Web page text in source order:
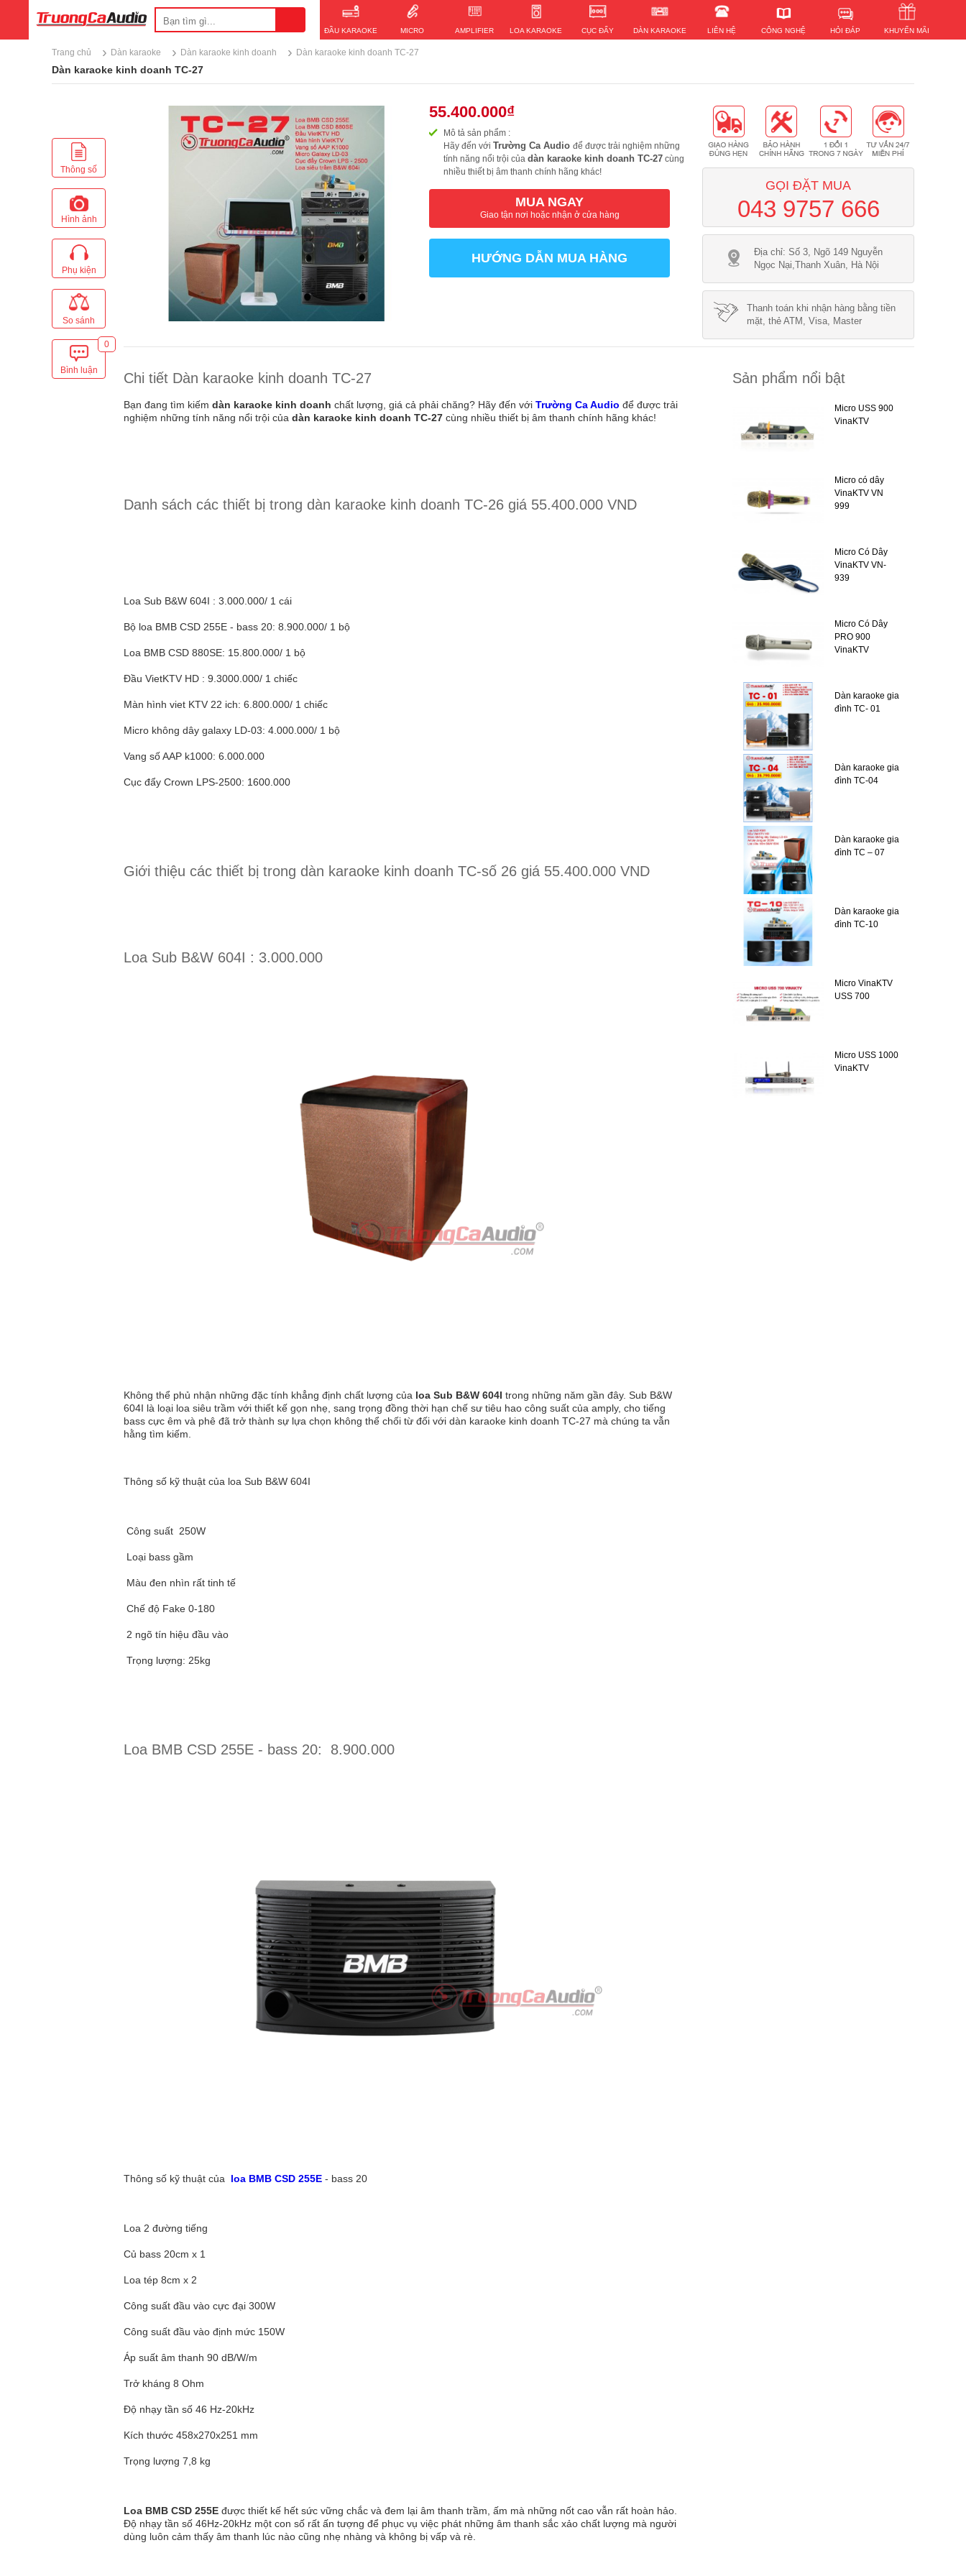
ĐẦU KARAOKE MICRO AMPLIFIER LOA KARAOKE CỤC ĐẨY DÀN KARAOKE LIÊN HỆ CÔNG NGHỆ HỎI ĐÁP KHUYẾN MÃI
Trang chủ › Dàn karaoke › Dàn karaoke kinh doanh › Dàn karaoke kinh doanh TC-27
Dàn karaoke kinh doanh TC-27
Thông số
Hình ảnh
Phụ kiện
So sánh
Bình luận
0
55.400.000₫
Mô tả sản phẩm :
Hãy đến với Trường Ca Audio để được trải nghiệm những
tính năng nổi trội của dàn karaoke kinh doanh TC-27 cùng
nhiều thiết bị âm thanh chính hãng khác!
MUA NGAY
Giao tận nơi hoặc nhận ở cửa hàng
HƯỚNG DẪN MUA HÀNG
GỌI ĐẶT MUA
043 9757 666
Địa chỉ: Số 3, Ngõ 149 Nguyễn
Ngọc Nại,Thanh Xuân, Hà Nội
Thanh toán khi nhận hàng bằng tiền
mặt, thẻ ATM, Visa, Master
Chi tiết Dàn karaoke kinh doanh TC-27
Bạn đang tìm kiếm dàn karaoke kinh doanh chất lượng, giá cả phải chăng? Hãy đến với Trường Ca Audio để được trải
nghiệm những tính năng nổi trội của dàn karaoke kinh doanh TC-27 cùng nhiều thiết bị âm thanh chính hãng khác!
Danh sách các thiết bị trong dàn karaoke kinh doanh TC-26 giá 55.400.000 VND
Loa Sub B&W 604I : 3.000.000/ 1 cái
Bộ loa BMB CSD 255E - bass 20: 8.900.000/ 1 bộ
Loa BMB CSD 880SE: 15.800.000/ 1 bộ
Đầu VietKTV HD : 9.3000.000/ 1 chiếc
Màn hình viet KTV 22 ich: 6.800.000/ 1 chiếc
Micro không dây galaxy LD-03: 4.000.000/ 1 bộ
Vang số AAP k1000: 6.000.000
Cục đẩy Crown LPS-2500: 1600.000
Giới thiệu các thiết bị trong dàn karaoke kinh doanh TC-số 26 giá 55.400.000 VND
Loa Sub B&W 604I : 3.000.000
Không thể phủ nhận những đặc tính khẳng định chất lượng của loa Sub B&W 604I trong những năm gần đây. Sub B&W
604I là loại loa siêu trầm với thiết kế gọn nhẹ, sang trọng đồng thời hạn chế sư tiêu hao công suất của amply, cho tiếng
bass cực êm và phê đã trở thành sự lựa chọn không thể chối từ đối với dàn karaoke kinh doanh TC-27 mà chúng ta vẫn
hằng tìm kiếm.
Thông số kỹ thuật của loa Sub B&W 604I
Công suất 250W
Loại bass gầm
Màu đen nhìn rất tinh tế
Chế độ Fake 0-180
2 ngõ tín hiệu đầu vào
Trọng lượng: 25kg
Loa BMB CSD 255E - bass 20: 8.900.000
Thông số kỹ thuật của loa BMB CSD 255E - bass 20
Loa 2 đường tiếng
Củ bass 20cm x 1
Loa tép 8cm x 2
Công suất đầu vào cực đại 300W
Công suất đầu vào định mức 150W
Áp suất âm thanh 90 dB/W/m
Trở kháng 8 Ohm
Độ nhạy tần số 46 Hz-20kHz
Kích thước 458x270x251 mm
Trọng lượng 7,8 kg
Loa BMB CSD 255E được thiết kế hết sức vững chắc và đem lại âm thanh trầm, ấm mà những nốt cao vẫn rất hoàn hảo.
Độ nhạy tần số 46Hz-20kHz một con số rất ấn tượng để phục vụ việc phát những âm thanh sắc xảo chất lượng mà người
dùng luôn cảm thấy âm thanh lúc nào cũng nhẹ nhàng và không bị vấp và rè.
Sản phẩm nổi bật
Micro USS 900
VinaKTV
Micro có dây
VinaKTV VN
999
Micro Có Dây
VinaKTV VN-
939
Micro Có Dây
PRO 900
VinaKTV
Dàn karaoke gia
đình TC- 01
Dàn karaoke gia
đình TC-04
Dàn karaoke gia
đình TC – 07
Dàn karaoke gia
đình TC-10
Micro VinaKTV
USS 700
Micro USS 1000
VinaKTV